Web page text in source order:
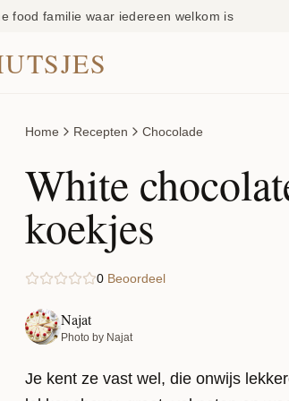
food familie waar iedereen welkom is
Home Recepten Chocolade
White
koekjes
0 Beoordeel
Najat
Photo by Najat
Je kent ze vast wel, die onwijs